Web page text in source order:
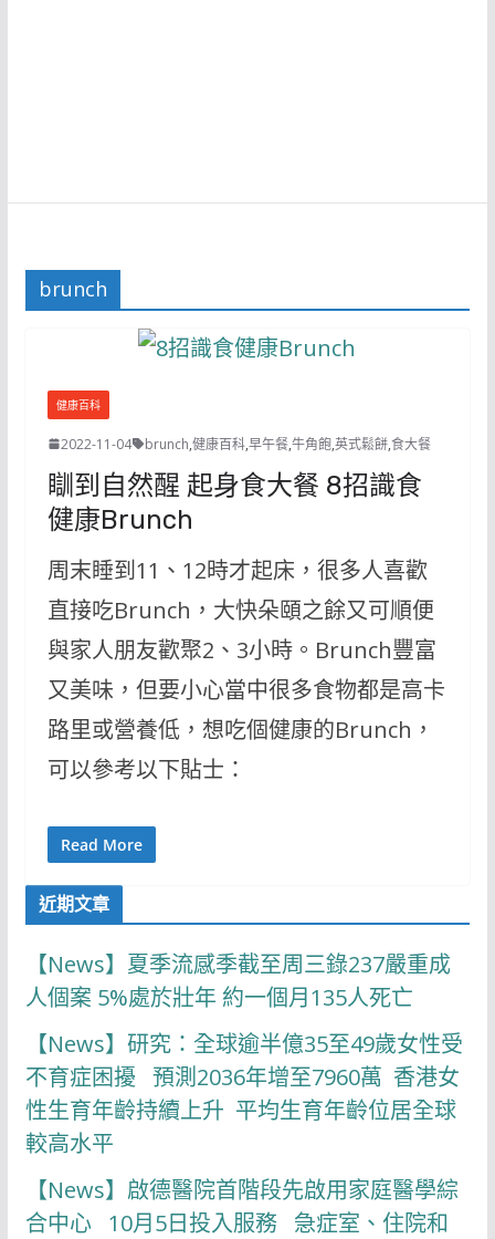
brunch
健康百科
2022-11-04 brunch,健康百科,早午餐,牛角飽,英式鬆餅,食大餐
瞓到自然醒 起身食大餐 8招識食
健康Brunch
周末睡到11、12時才起床，很多人喜歡
直接吃Brunch，大快朵頤之餘又可順便
與家人朋友歡聚2、3小時。Brunch豐富
又美味，但要小心當中很多食物都是高卡
路里或營養低，想吃個健康的Brunch，
可以參考以下貼士：
Read More
近期文章
【News】夏季流感季截至周三錄237嚴重成
人個案 5%處於壯年 約一個月135人死亡
【News】研究：全球逾半億35至49歲女性受
不育症困擾 預測2036年增至7960萬 香港女
性生育年齡持續上升 平均生育年齡位居全球
較高水平
【News】啟德醫院首階段先啟用家庭醫學綜
合中心 10月5日投入服務 急症室、住院和